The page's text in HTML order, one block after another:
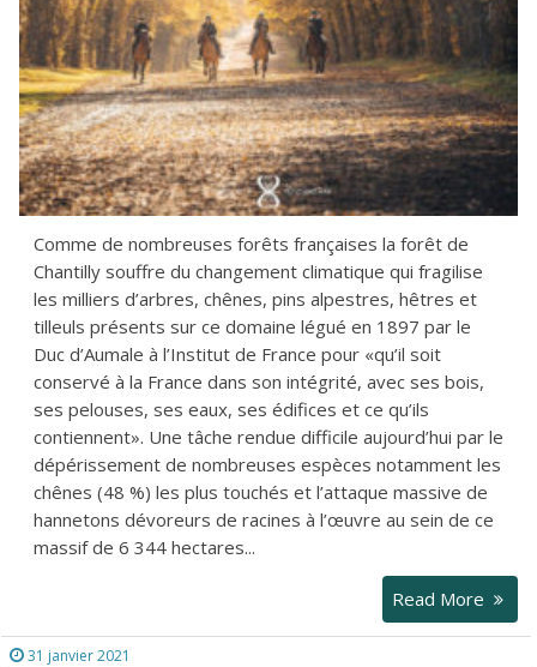
Comme de nombreuses forêts françaises la forêt de
Chantilly souffre du changement climatique qui fragilise
les milliers d’arbres, chênes, pins alpestres, hêtres et
tilleuls présents sur ce domaine légué en 1897 par le
Duc d’Aumale à l’Institut de France pour «qu’il soit
conservé à la France dans son intégrité, avec ses bois,
ses pelouses, ses eaux, ses édifices et ce qu’ils
contiennent». Une tâche rendue difficile aujourd’hui par le
dépérissement de nombreuses espèces notamment les
chênes (48 %) les plus touchés et l’attaque massive de
hannetons dévoreurs de racines à l’œuvre au sein de ce
massif de 6 344 hectares...
Read More
31 janvier 2021